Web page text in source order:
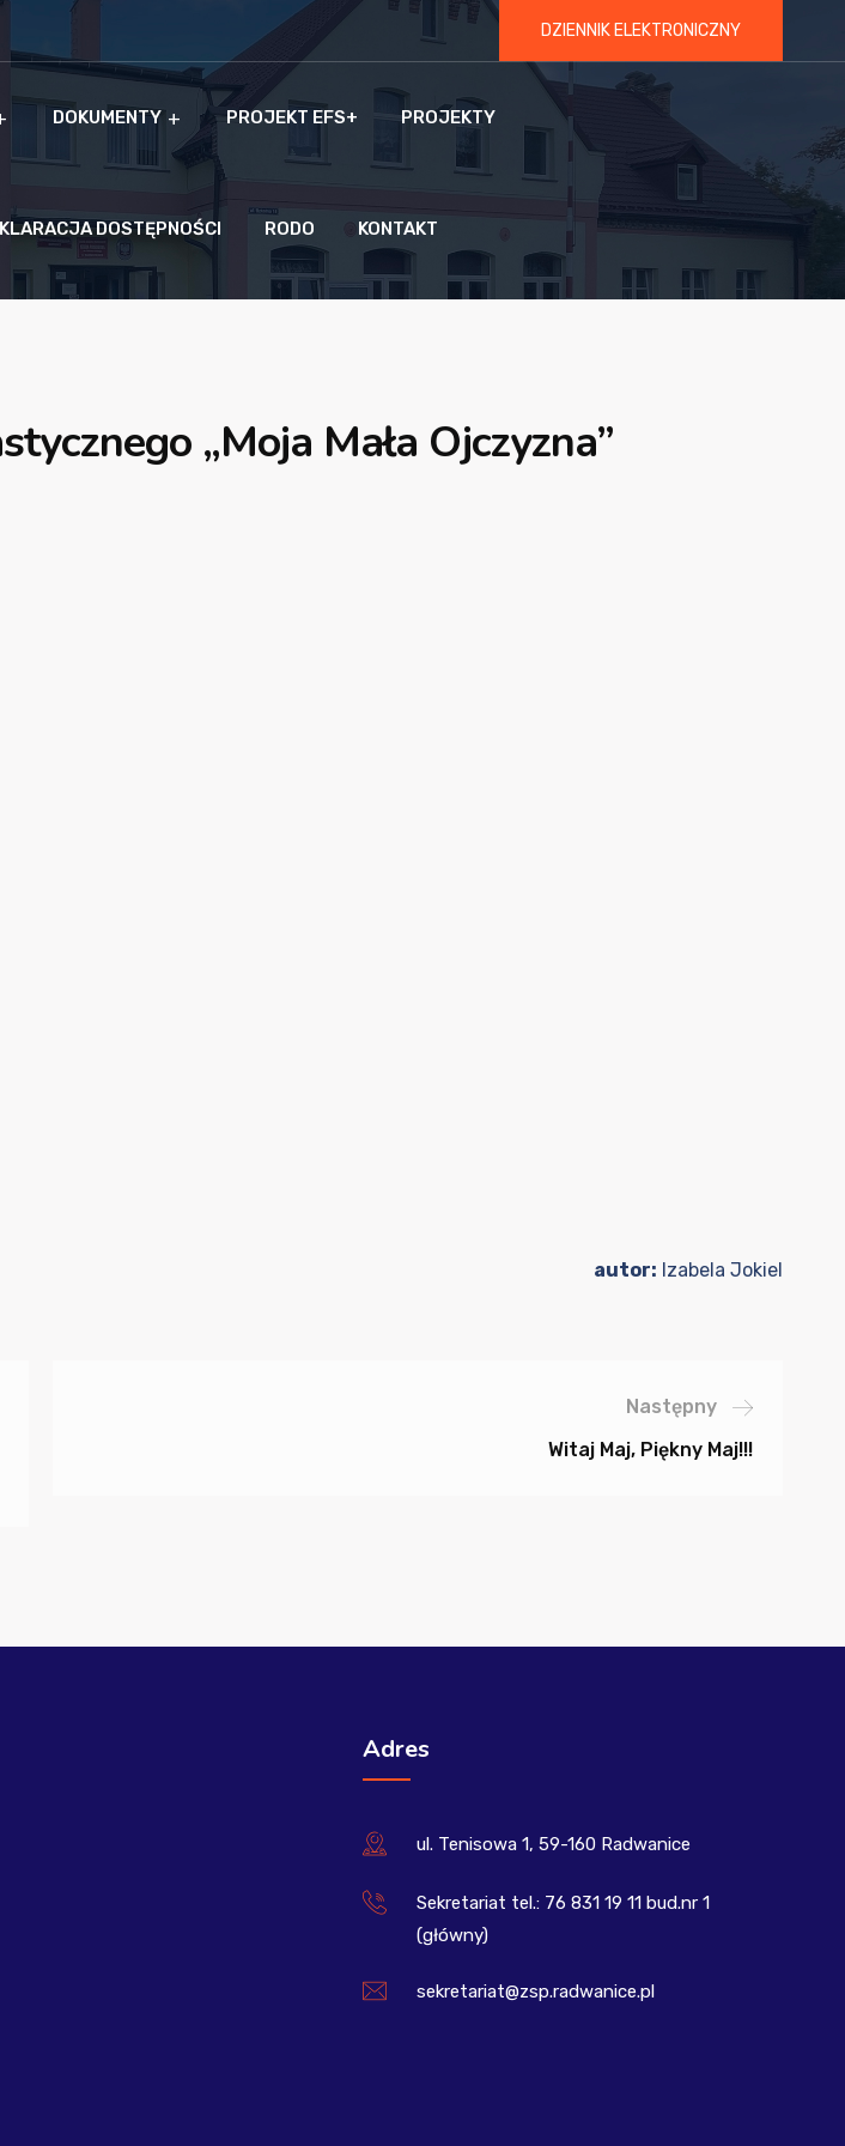
DZIENNIK ELEKTRONICZNY
DOKUMENTY PROJEKT EFS+ PROJEKTY
DOSTĘPNOŚCI RODO KONTAKT
„Moja Mała Ojczyzna”
autor: Izabela Jokiel
Następny
Witaj Maj, Piękny Maj!!!
Adres
ul. Tenisowa 1, 59-160 Radwanice
Sekretariat tel.: 76 831 19 11 bud.nr 1
(główny)
sekretariat@zsp.radwanice.pl